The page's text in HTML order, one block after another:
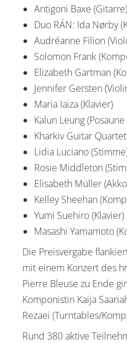
Antigoni Baxe (Gitarre)
Duo RÁN: Ida Nørby
Audréanne Filion
Solomon Frank
Elizabeth Gartman
Jennifer Gersten
Maria Iaiza (Klavier)
Kalun Leung
Kharkiv Guitar
Lidia Luciano
Rosie Middleton
Elisabeth Müller
Kelley Sheehan
Yumi Suehiro (Klavier)
Masashi Yamamoto
Die Preisvergabe
mit einem Konzert des
Pierre Bleuse zu Ende
Komponistin Kaija
Rezaei (Turntables/
Rund 380 aktive